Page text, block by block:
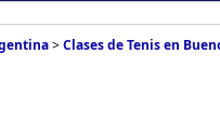
>Clases de Tenis en